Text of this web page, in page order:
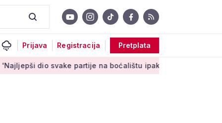
Prijava Registracija Pretplata
svake partije na boćalištu ipak su zajednički trenuci'